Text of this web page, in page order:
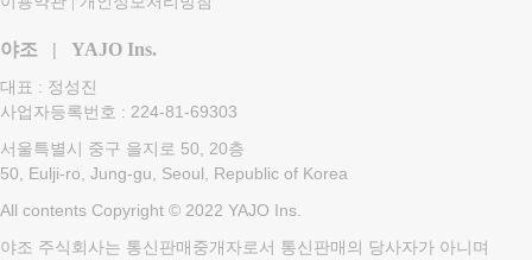
야조 | YAJO Ins.
대표 : 정성진
사업자등록번호 : 224-81-69303
서울특별시 중구 을지로 50, 20층
50, Eulji-ro, Jung-gu, Seoul, Republic of Korea
All contents Copyright © 2022 YAJO Ins.
야조 주식회사는 통신판매중개자로서 통신판매의 당사자가 아니며